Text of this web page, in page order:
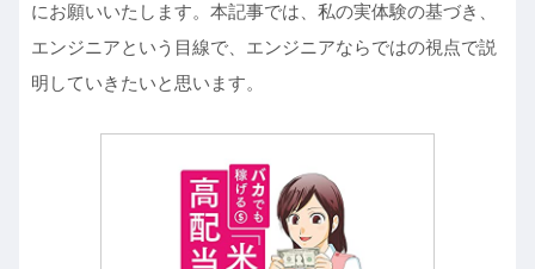
にお願いいたします。本記事では、私の実体験の基づき、
エンジニアという目線で、エンジニアならではの視点で説
明していきたいと思います。